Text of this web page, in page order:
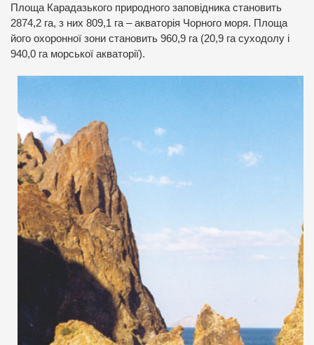
Площа Карадазького природного заповідника становить
2874,2 га, з них 809,1 га – акваторія Чорного моря. Площа
його охоронної зони становить 960,9 га (20,9 га суходолу і
940,0 га морської акваторії).